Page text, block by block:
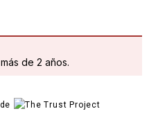
de 2 años.